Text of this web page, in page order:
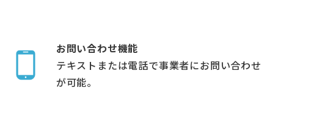
お問い合わせ機能
テキストまたは電話で事業者にお問い合わせ
が可能。